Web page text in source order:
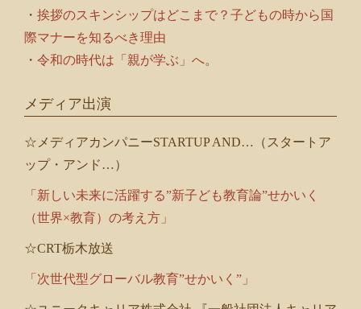
・ 挨拶のスキンシップはどこまで？子どもの時から国
際マナーを知るべき理由
・ 令和の時代は「親が学ぶ」へ。
メディア出演
☆メディアカンパニーSTARTUP AND…（スタートア
ップ・アンド…）
「新しい未来に活躍する”新子ども教育論”せかいく
（世界×教育）の考え方」
☆CRT栃木放送
「次世代型グローバル教育”せかいく”」